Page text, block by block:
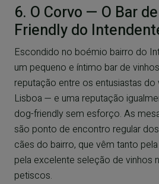
6. O Corvo — O Bar
Friendly do
Escondido no boémio bairro do
um pequeno e íntimo bar de
reputação entre os entusiastas do
Lisboa — e uma reputação
dog-friendly sem esforço. As
são ponto de encontro regular
cães do bairro, que vêm tanto
pela excelente seleção de vinhos
petiscos.